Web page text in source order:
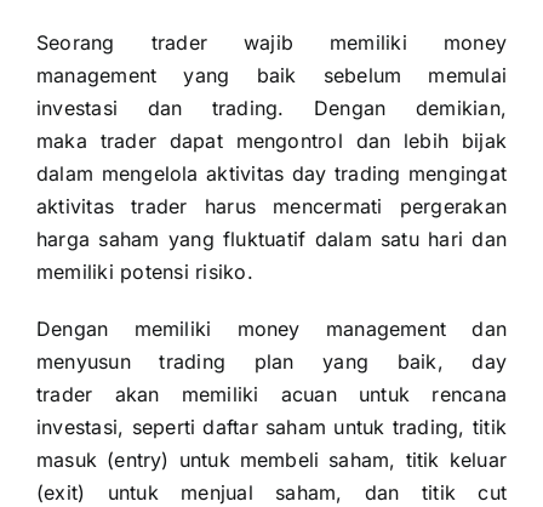
Seorang trader wajib memiliki money
management yang baik sebelum memulai
investasi dan trading. Dengan demikian,
maka trader dapat mengontrol dan lebih bijak
dalam mengelola aktivitas day trading mengingat
aktivitas trader harus mencermati pergerakan
harga saham yang fluktuatif dalam satu hari dan
memiliki potensi risiko.
Dengan memiliki money management dan
menyusun trading plan yang baik, day
trader akan memiliki acuan untuk rencana
investasi, seperti daftar saham untuk trading, titik
masuk (entry) untuk membeli saham, titik keluar
(exit) untuk menjual saham, dan titik cut